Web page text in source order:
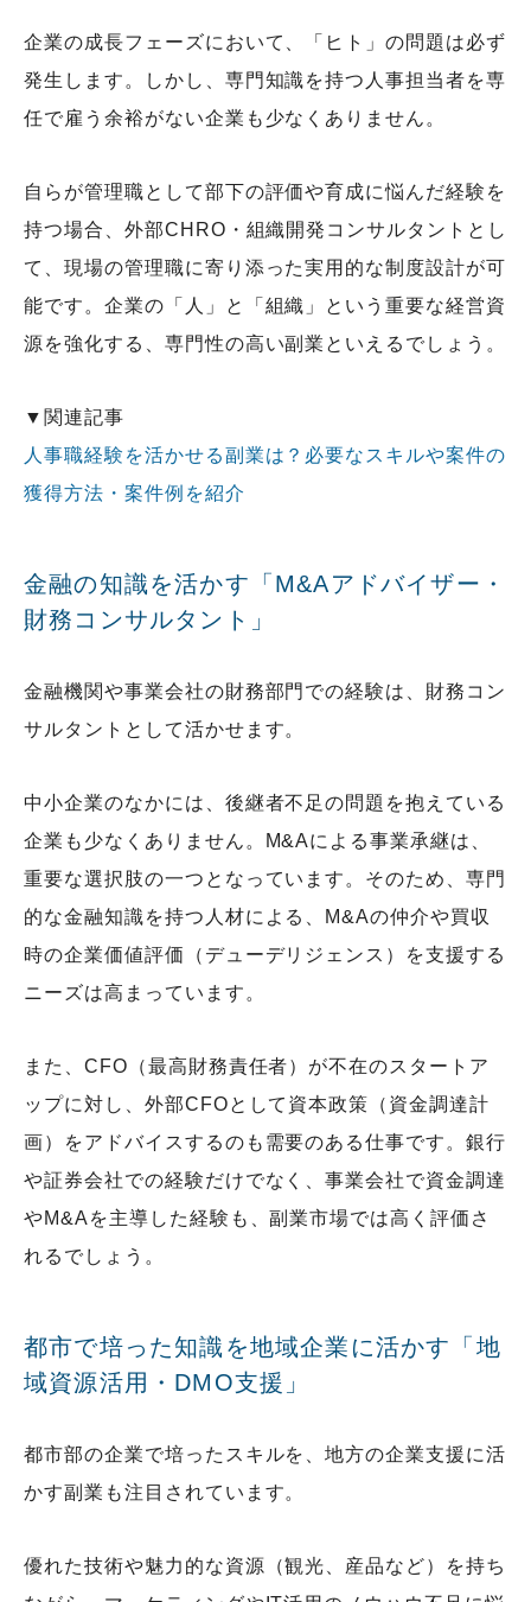
企業の成長フェーズにおいて、「ヒト」の問題は必ず
発生します。しかし、専門知識を持つ人事担当者を専
任で雇う余裕がない企業も少なくありません。
自らが管理職として部下の評価や育成に悩んだ経験を
持つ場合、外部CHRO・組織開発コンサルタントとし
て、現場の管理職に寄り添った実用的な制度設計が可
能です。企業の「人」と「組織」という重要な経営資
源を強化する、専門性の高い副業といえるでしょう。
▼関連記事
人事職経験を活かせる副業は？必要なスキルや案件の
獲得方法・案件例を紹介
金融の知識を活かす「M&Aアドバイザー・
財務コンサルタント」
金融機関や事業会社の財務部門での経験は、財務コン
サルタントとして活かせます。
中小企業のなかには、後継者不足の問題を抱えている
企業も少なくありません。M&Aによる事業承継は、
重要な選択肢の一つとなっています。そのため、専門
的な金融知識を持つ人材による、M&Aの仲介や買収
時の企業価値評価（デューデリジェンス）を支援する
ニーズは高まっています。
また、CFO（最高財務責任者）が不在のスタートア
ップに対し、外部CFOとして資本政策（資金調達計
画）をアドバイスするのも需要のある仕事です。銀行
や証券会社での経験だけでなく、事業会社で資金調達
やM&Aを主導した経験も、副業市場では高く評価さ
れるでしょう。
都市で培った知識を地域企業に活かす「地
域資源活用・DMO支援」
都市部の企業で培ったスキルを、地方の企業支援に活
かす副業も注目されています。
優れた技術や魅力的な資源（観光、産品など）を持ち